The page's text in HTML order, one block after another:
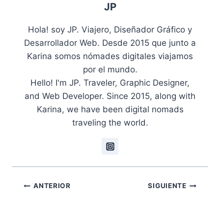
JP
Hola! soy JP. Viajero, Diseñador Gráfico y
Desarrollador Web. Desde 2015 que junto a
Karina somos nómades digitales viajamos
por el mundo.
Hello! I'm JP. Traveler, Graphic Designer,
and Web Developer. Since 2015, along with
Karina, we have been digital nomads
traveling the world.
Navegación
ANTERIOR SIGUIENTE